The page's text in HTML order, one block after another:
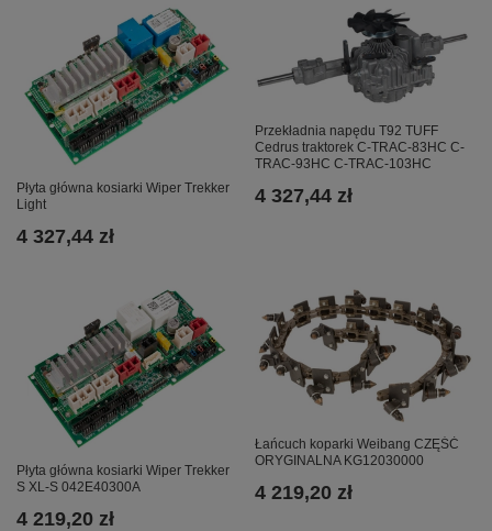
Płyta główna kosiarki Wiper Trekker
Light
4 327,44 zł
Przekładnia napędu T92 TUFF
Cedrus traktorek C-TRAC-83HC C-
TRAC-93HC C-TRAC-103HC
4 327,44 zł
Płyta główna kosiarki Wiper Trekker
S XL-S 042E40300A
4 219,20 zł
Łańcuch koparki Weibang CZĘŚĆ
ORYGINALNA KG12030000
4 219,20 zł